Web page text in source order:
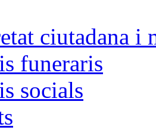
ciutadana i
funeraris
socials